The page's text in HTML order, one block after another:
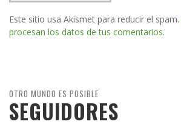
Este sitio usa Akismet para reducir el spam.
procesan los datos de tus comentarios.
OTRO MUNDO ES POSIBLE
SEGUIDORES